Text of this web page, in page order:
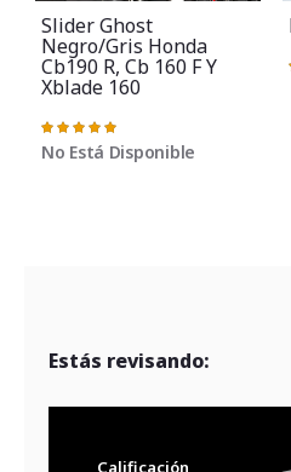
Slider Ghost
Negro/gris Honda
Cb190 R, Cb 160 F Y
Xblade 160
Valoración:
100%
No Está Disponible
Estás revisando:
Calificación